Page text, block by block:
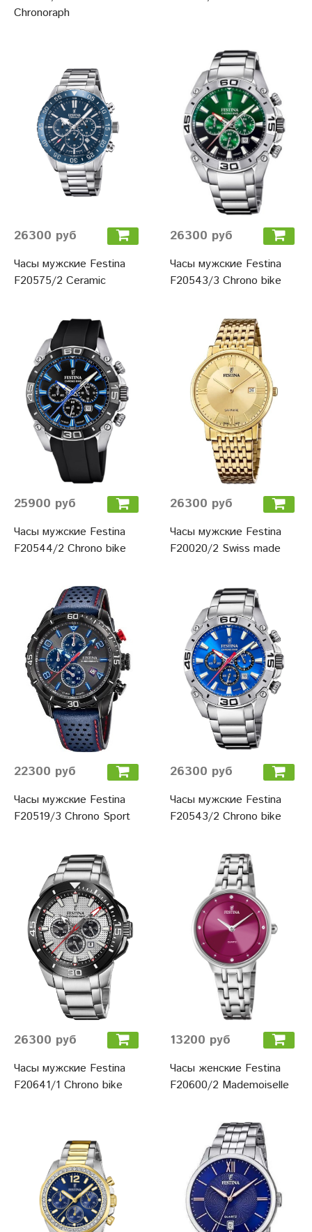
Chronoraph
26300 руб
Часы мужские Festina
F20575/2 Ceramic
26300 руб
Часы мужские Festina
F20543/3 Chrono bike
25900 руб
Часы мужские Festina
F20544/2 Chrono bike
26300 руб
Часы мужские Festina
F20020/2 Swiss made
22300 руб
Часы мужские Festina
F20519/3 Chrono Sport
26300 руб
Часы мужские Festina
F20543/2 Chrono bike
26300 руб
Часы мужские Festina
F20641/1 Chrono bike
13200 руб
Часы женские Festina
F20600/2 Mademoiselle